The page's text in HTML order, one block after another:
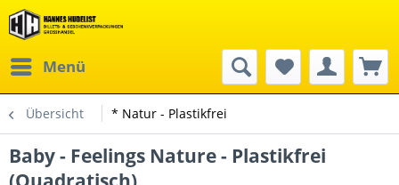
Menü
Übersicht * Natur - Plastikfrei
Baby - Feelings Nature - Plastikfrei